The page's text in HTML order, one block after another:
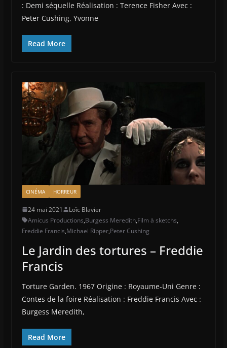
: Demi séquelle Réalisation : Terence Fisher Avec :
Peter Cushing, Yvonne
Read More
CINÉMA HORREUR
24 mai 2021
Loïc Blavier
Amicus Productions,Burgess Meredith,Film à sketchs,
Freddie Francis,Michael Ripper,Peter Cushing
Le Jardin des tortures – Freddie
Francis
Torture Garden. 1967 Origine : Royaume-Uni Genre :
Contes de la foire Réalisation : Freddie Francis Avec :
Burgess Meredith,
Read More